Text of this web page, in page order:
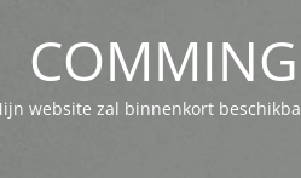
website zal binnenkort